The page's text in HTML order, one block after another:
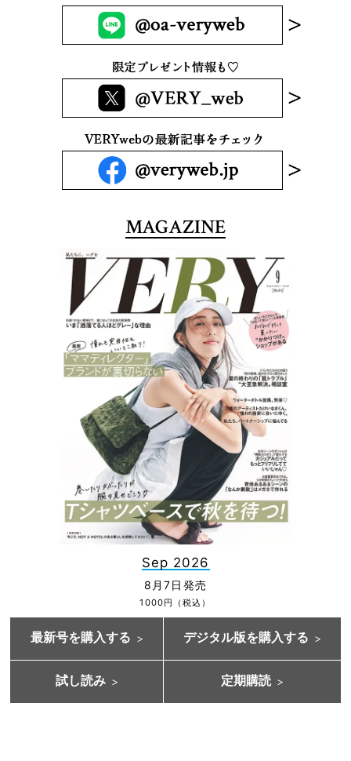
MAGAZINE
Sep 2026
8月7日発売
1000円（税込）
最新号を購入する デジタル版を購入する
試し読み 定期購読